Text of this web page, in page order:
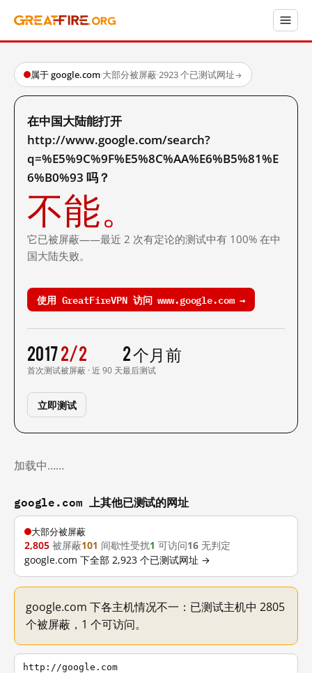
属于 google.com·大部分被屏蔽·2923 个已测试网址→
在中国大陆能打开
http://www.google.com/search?
q=%E5%9C%9F%E5%8C%AA%E6%B5%81%E
6%B0%93 吗？
不能。
它已被屏蔽——最近 2 次有定论的测试中有 100% 在中
国大陆失败。
使用 GreatFireVPN 访问 www.google.com →
2017
首次测试
2/2
被屏蔽 · 近 90 天
2 个月前
最后测试
立即测试
加载中……
google.com 上其他已测试的网址
大部分被屏蔽
2,805 被屏蔽101 间歇性受扰1 可访问16 无判定
google.com 下全部 2,923 个已测试网址 →
google.com 下各主机情况不一：已测试主机中 2805
个被屏蔽，1 个可访问。
http://google.com